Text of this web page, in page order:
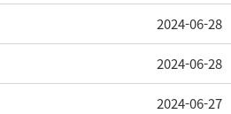
2024-06-28
2024-06-28
2024-06-27